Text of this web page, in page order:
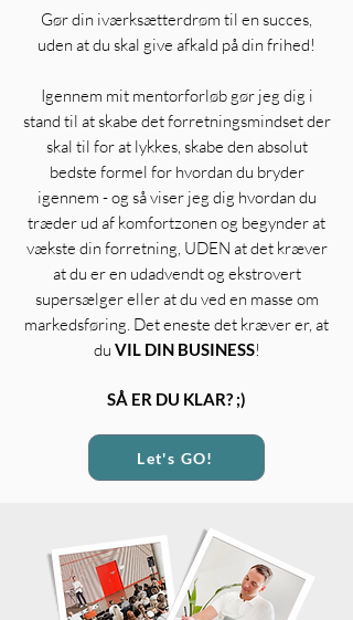
Gør din iværksætterdrøm til en succes,
uden at du skal give afkald på din frihed!
Igennem mit mentorforløb gør jeg dig i
stand til at skabe det forretningsmindset der
skal til for at lykkes, skabe den absolut
bedste formel for hvordan du bryder
igennem - og så viser jeg dig hvordan du
træder ud af komfortzonen og begynder at
vækste din forretning, UDEN at det kræver
at du er en udadvendt og ekstrovert
supersælger eller at du ved en masse om
markedsføring. Det eneste det kræver er, at
du VIL DIN BUSINESS!
SÅ ER DU KLAR? ;)
Let's GO!